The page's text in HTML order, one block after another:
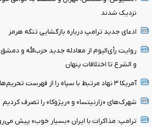
نزدیک شدند
ادعای جدید ترامپ درباره بازگشایی تنگه هرمز
روایت رأی‌الیوم از معادله جدید حزب‌الله و
و الشرع تا اختلافات پنهان
آمریکا ۳ نهاد مرتبط با سپاه را از فهرست تحریم‌ها خارج کرد
شهرک‌های «زارنیتسا» و «ریژوکا» را تصرف کردیم
ترامپ: مذاکرات با ایران «بسیار خوب» پیش